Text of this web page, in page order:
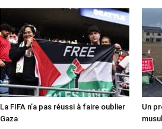
La FIFA n’a pas réussi à faire oublier
Gaza
Un